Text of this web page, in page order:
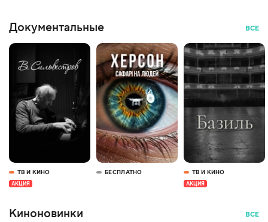
Документальные ВСЕ
ТВ И КИНО
АКЦИЯ
БЕСПЛАТНО
ТВ И КИНО
АКЦИЯ
Киноновинки ВСЕ